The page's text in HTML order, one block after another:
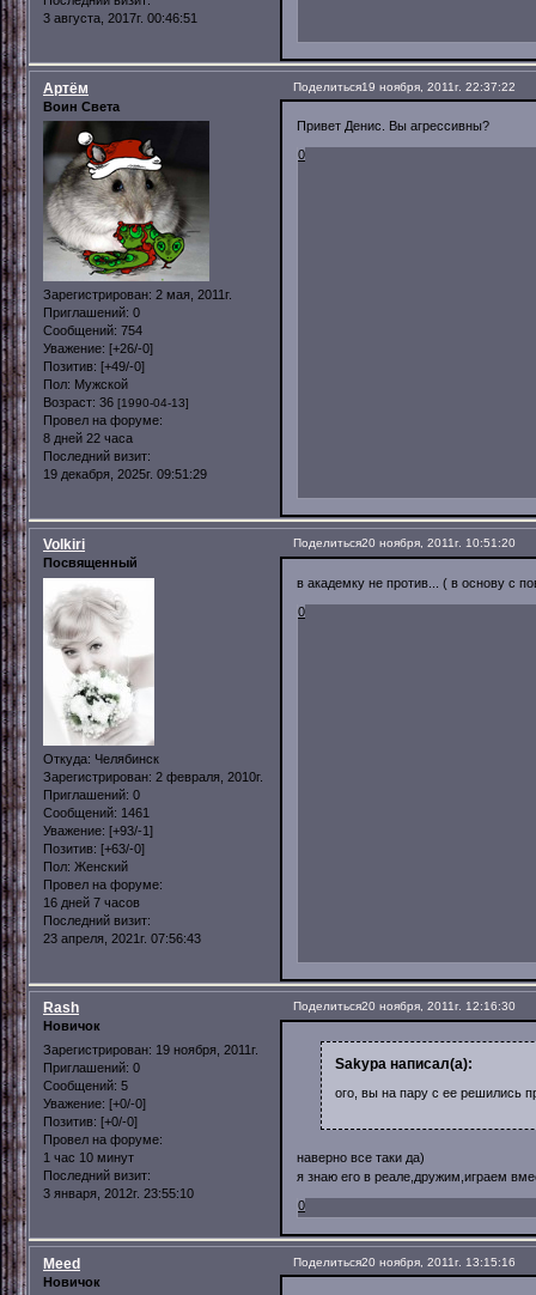
3 августа, 2017г. 00:46:51
Поделиться19 ноября, 2011г. 22:37:22
Артём
Воин Света
Зарегистрирован: 2 мая, 2011г.
Приглашений: 0
Сообщений: 754
Уважение: [+26/-0]
Позитив: [+49/-0]
Пол: Мужской
Возраст: 36 [1990-04-13]
Провел на форуме:
8 дней 22 часа
Последний визит:
19 декабря, 2025г. 09:51:29
Привет Денис. Вы агрессивны?
0
Поделиться20 ноября, 2011г. 10:51:20
Volkiri
Посвященный
Откуда: Челябинск
Зарегистрирован: 2 февраля, 2010г.
Приглашений: 0
Сообщений: 1461
Уважение: [+93/-1]
Позитив: [+63/-0]
Пол: Женский
Провел на форуме:
16 дней 7 часов
Последний визит:
23 апреля, 2021г. 07:56:43
в академку не против... ( в основу с
0
Поделиться20 ноября, 2011г. 12:16:30
Rash
Новичок
Зарегистрирован: 19 ноября, 2011г.
Приглашений: 0
Сообщений: 5
Уважение: [+0/-0]
Позитив: [+0/-0]
Провел на форуме:
1 час 10 минут
Последний визит:
3 января, 2012г. 23:55:10
Sakypa написал(а):
ого, вы на пару с ее решились
наверно все таки да)
я знаю его в реале,дружим,играем
0
Поделиться20 ноября, 2011г. 13:15:16
Meed
Новичок